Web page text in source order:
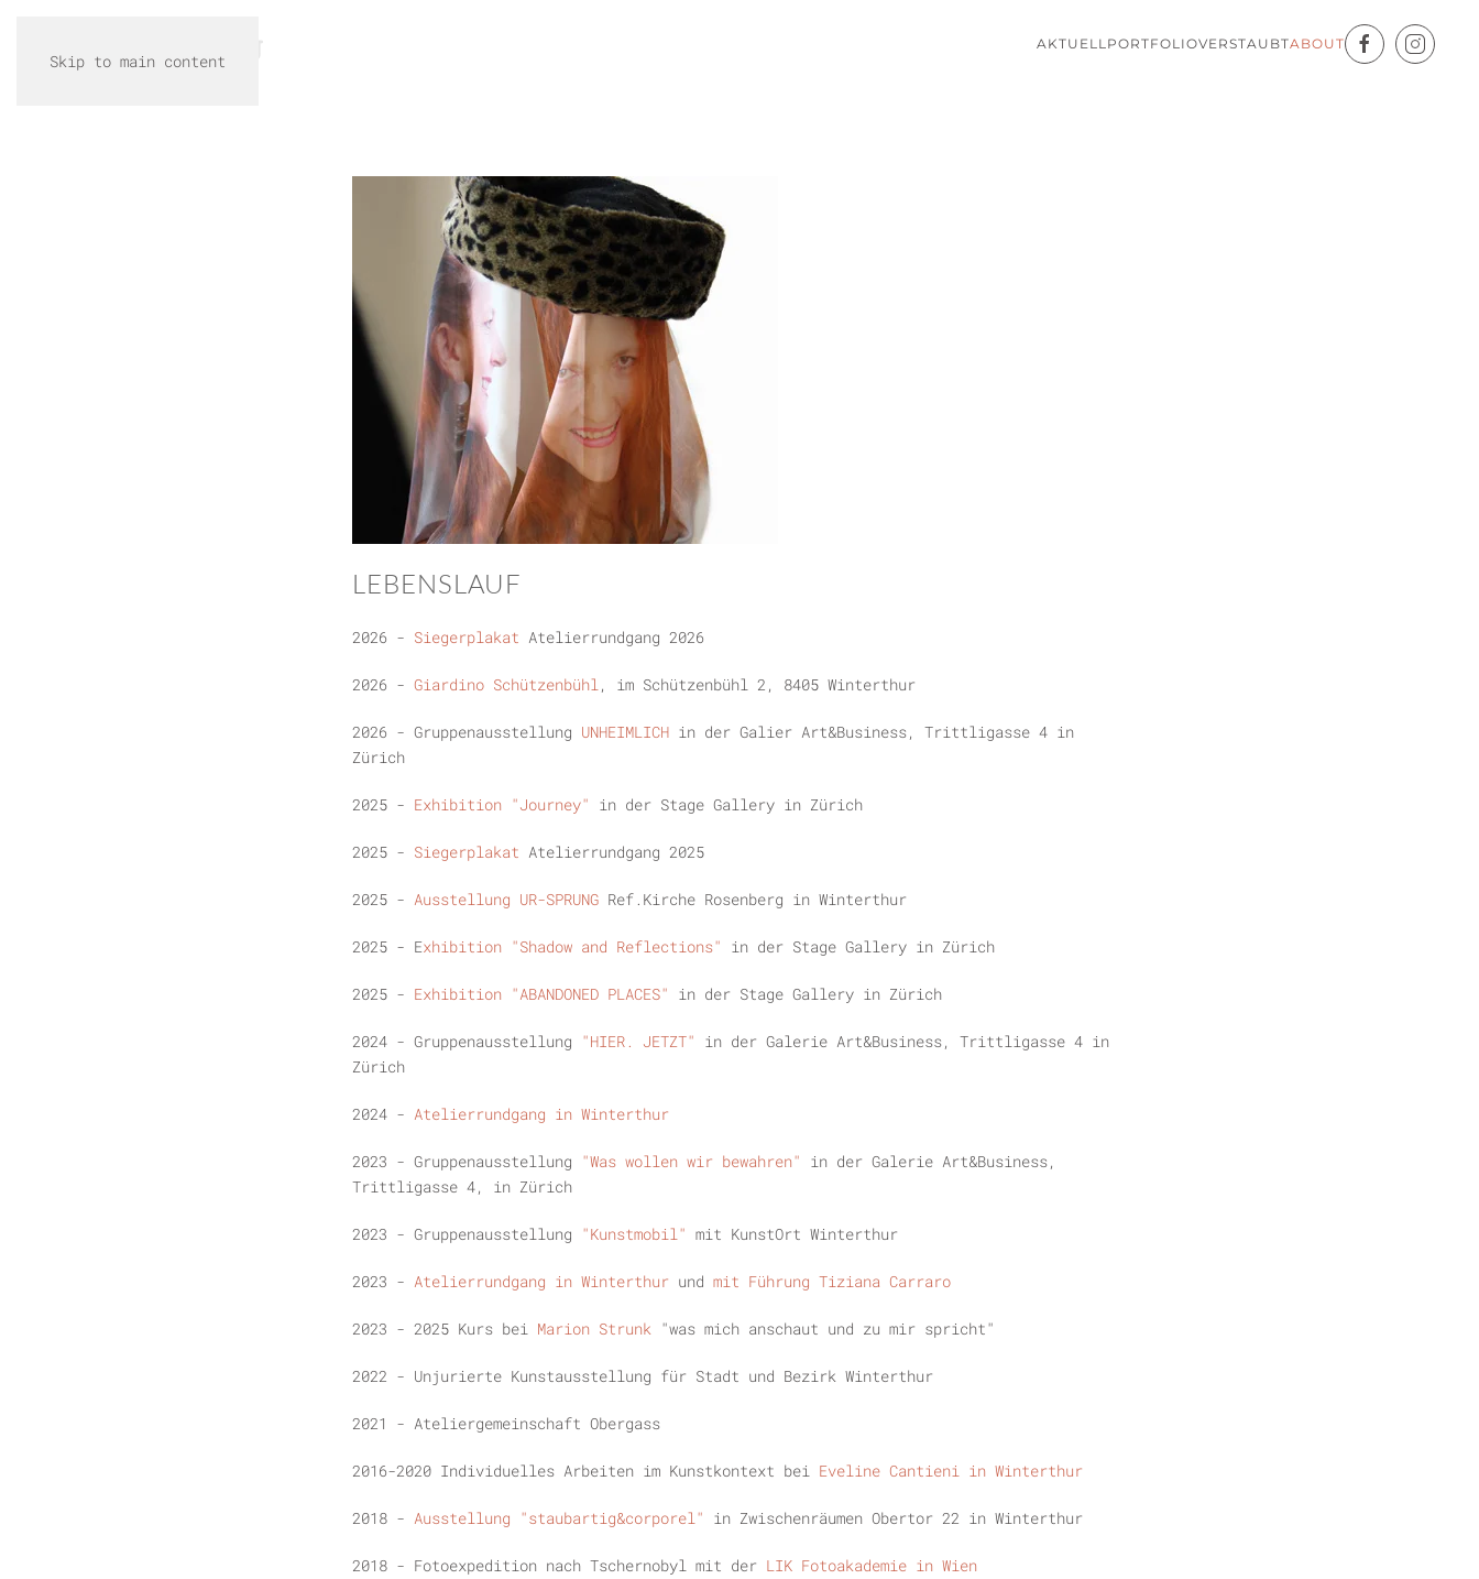
Skip to main content
AKTUELLPORTFOLIOVERSTAUBTABOUT
LEBENSLAUF
2026 - Siegerplakat Atelierrundgang 2026
2026 - Giardino Schützenbühl, im Schützenbühl 2, 8405 Winterthur
2026 - Gruppenausstellung UNHEIMLICH in der Galier Art&Business, Trittligasse 4 in
Zürich
2025 - Exhibition "Journey" in der Stage Gallery in Zürich
2025 - Siegerplakat Atelierrundgang 2025
2025 - Ausstellung UR-SPRUNG Ref.Kirche Rosenberg in Winterthur
2025 - Exhibition "Shadow and Reflections" in der Stage Gallery in Zürich
2025 - Exhibition "ABANDONED PLACES" in der Stage Gallery in Zürich
2024 - Gruppenausstellung "HIER. JETZT" in der Galerie Art&Business, Trittligasse 4 in
Zürich
2024 - Atelierrundgang in Winterthur
2023 - Gruppenausstellung "Was wollen wir bewahren" in der Galerie Art&Business,
Trittligasse 4, in Zürich
2023 - Gruppenausstellung "Kunstmobil" mit KunstOrt Winterthur
2023 - Atelierrundgang in Winterthur und mit Führung Tiziana Carraro
2023 - 2025 Kurs bei Marion Strunk "was mich anschaut und zu mir spricht"
2022 - Unjurierte Kunstausstellung für Stadt und Bezirk Winterthur
2021 - Ateliergemeinschaft Obergass
2016-2020 Individuelles Arbeiten im Kunstkontext bei Eveline Cantieni in Winterthur
2018 - Ausstellung "staubartig&corporel" in Zwischenräumen Obertor 22 in Winterthur
2018 - Fotoexpedition nach Tschernobyl mit der LIK Fotoakademie in Wien